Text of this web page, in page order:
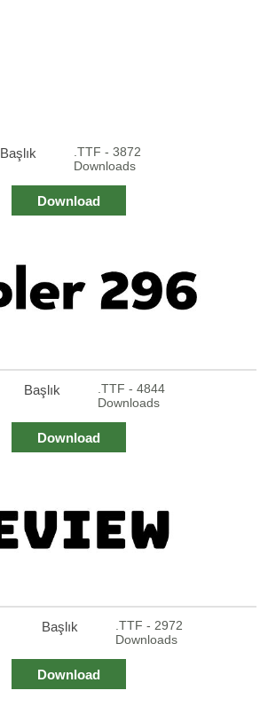
Başlık
.TTF - 3872
Downloads
Download
Başlık
.TTF - 4844
Downloads
Download
Başlık
.TTF - 2972
Downloads
Download